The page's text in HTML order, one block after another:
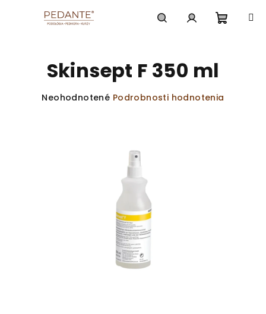
Skinsept F 350 ml
Priemerné
Neohodnotené Podrobnosti hodnotenia